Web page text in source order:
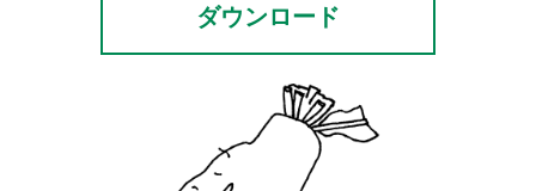
ダウンロード